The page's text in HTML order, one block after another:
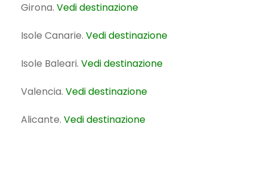
Girona. Vedi destinazione
Isole Canarie. Vedi destinazione
Isole Baleari. Vedi destinazione
Valencia. Vedi destinazione
Alicante. Vedi destinazione